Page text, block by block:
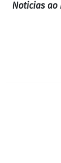
Noticias ao